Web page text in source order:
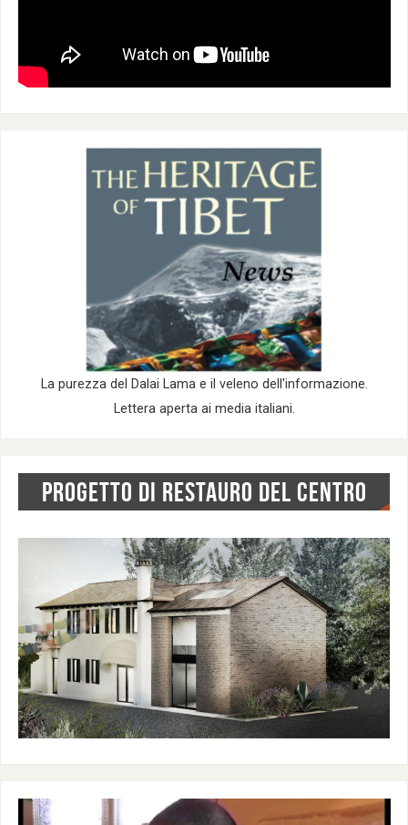
La purezza del Dalai Lama e il veleno dell'informazione.
Lettera aperta ai media italiani.
PROGETTO DI RESTAURO DEL CENTRO
Video